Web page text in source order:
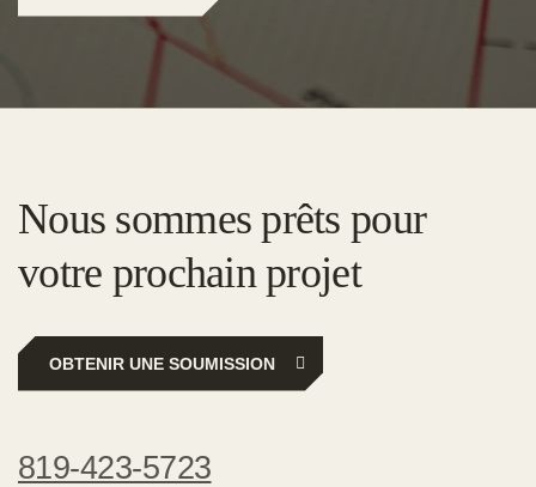
Nous sommes prêts pour
votre prochain projet
OBTENIR UNE SOUMISSION
819-423-5723